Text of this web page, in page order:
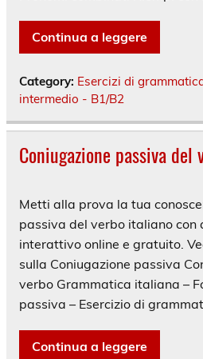
Continua a leggere
Category: Esercizi di
intermedio - B1/B2
Coniugazione passiva del
Metti alla prova la tua
passiva del verbo italiano con
interattivo online e gratuito.
sulla Coniugazione passiva
verbo Grammatica italiana –
passiva – Esercizio di
Continua a leggere